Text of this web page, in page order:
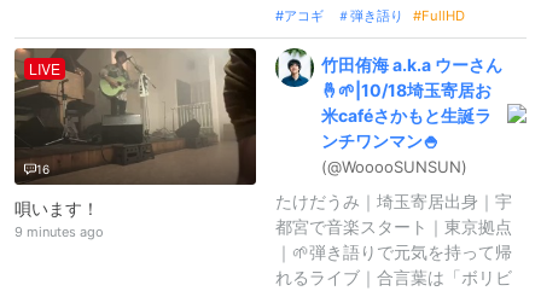
アコギ ＃弾き語り FullHD
LIVE
16
唄います！
9 minutes ago
竹田侑海a.k.a ウーさん
🤞🌱| 10/18埼玉寄居お
米caféさかもと生誕ラ
ンチワンマン🍚
(@WooooSUNSUN)
たけだうみ｜埼玉寄居出身｜宇
都宮で音楽スタート｜東京拠点
｜🌱弾き語りで元気を持って帰
れるライブ｜合言葉は「ボリビ